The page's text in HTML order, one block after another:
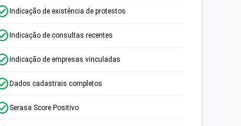
Indicação de existência de protestos
Indicação de consultas recentes
Indicação de empresas vinculadas
Dados cadastrais completos
Serasa Score Positivo